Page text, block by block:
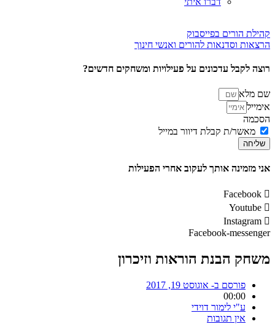
קהילת הורים בפייסבוק
הרצאות וסדנאות להורים ואנשי חינוך
רוצה לקבל עדכונים על פעילויות ומשחקים חדשים?
שם מלא
אימייל
הסכמה
מאשר/ת קבלת דיוור במייל
שליחה
אני מזמינה אותך לעקוב אחרי הפעילות
Facebook
Youtube
Instagram
Facebook-messenger
משחק הבנת הוראות וזיכרון
פורסם ב- אוגוסט 19, 2017
00:00
ע"י לימור דוידי
אין תגובות